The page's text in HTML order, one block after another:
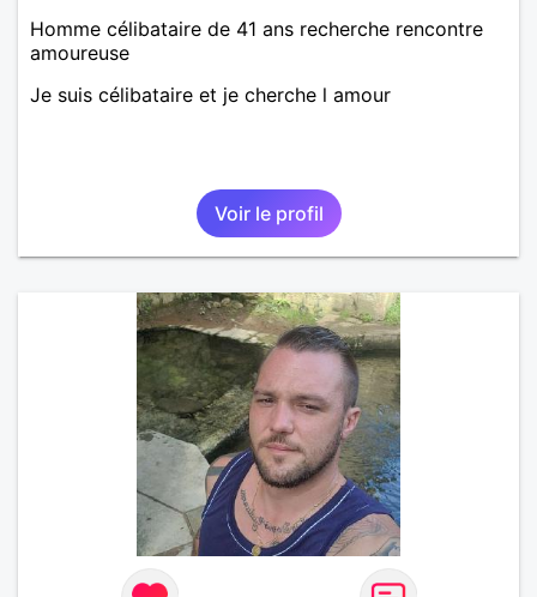
Homme célibataire de 41 ans recherche rencontre
amoureuse
Je suis célibataire et je cherche l amour
Voir le profil